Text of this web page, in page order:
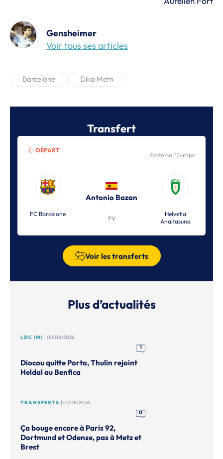
Gensheimer
Voir tous ses articles
Barcelone Dika Mem
Transfert
DÉPART
Reste de l'Europe
FC Barcelone
Antonio Bazan
PV
Helvetia
Anaitasuna
Voir les transferts
Plus d’actualités
LDC (M) | 02/08/2026
1
Diocou quitte Porto, Thulin rejoint
Heldal au Benfica
TRANSFERTS | 01/08/2026
0
Ça bouge encore à Paris 92,
Dortmund et Odense, pas à Metz et
Brest